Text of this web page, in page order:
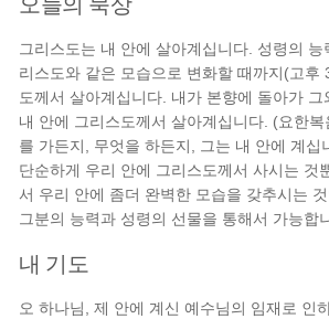
그리스도는 내 안에 살아계십니다. 성령의 능
리스도와 같은 모습으로 변화할 때까지(고후
도께서 살아계십니다. 내가 본향에 돌아가 그
내 안에 그리스도께서 살아계십니다. (요한
를 가든지, 무엇을 하든지, 그는 내 안에 계십
단순하게 우리 안에 그리스도께서 사시는 것
서 우리 안에 좀더 완벽한 모습을 갖추시는
그분의 능력과 성령의 선물을 통해서 가능합
내 기도
오 하나님, 제 안에 계신 예수님의 임재로 인